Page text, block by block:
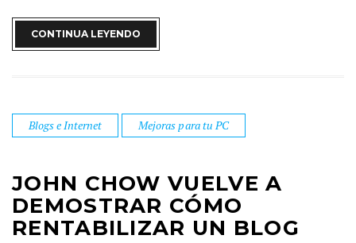
CONTINUA LEYENDO
Blogs e Internet Mejoras para tu PC
JOHN CHOW VUELVE A
DEMOSTRAR CÓMO
RENTABILIZAR UN BLOG